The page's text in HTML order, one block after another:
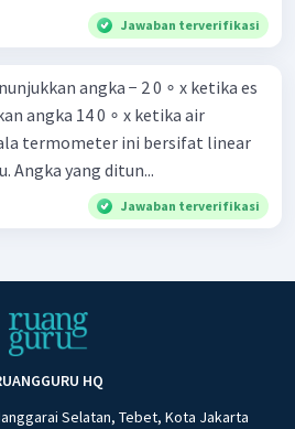
Jawaban terverifikasi
angka − 2 0 ∘ x ketika es
angka 14 0 ∘ x ketika air
termometer ini bersifat linear
Angka yang ditun...
Jawaban terverifikasi
HQ
Selatan, Tebet, Kota Jakarta